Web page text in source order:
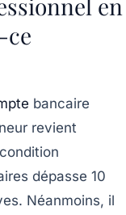
en
ce
bancaire
revient
dépasse 10
. Néanmoins, il